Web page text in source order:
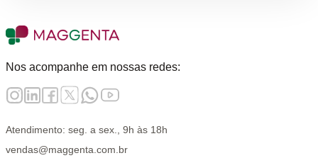
Nos acompanhe em nossas redes:
Atendimento: seg. a sex., 9h às 18h
vendas@maggenta.com.br